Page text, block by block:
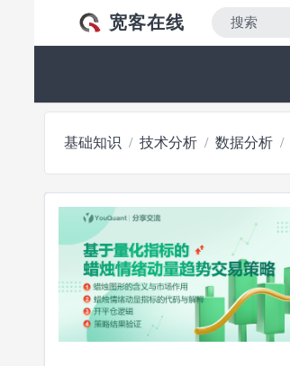
宽客在线
基础知识 技术分析 数据分析